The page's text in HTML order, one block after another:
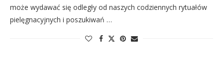
może wydawać się odległy od naszych codziennych rytuałów
pielęgnacyjnych i poszukiwań …